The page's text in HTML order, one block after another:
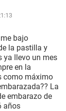
bajo
la pastilla y
ya llevo un mes
en la
como máximo
La
embarazo de
años